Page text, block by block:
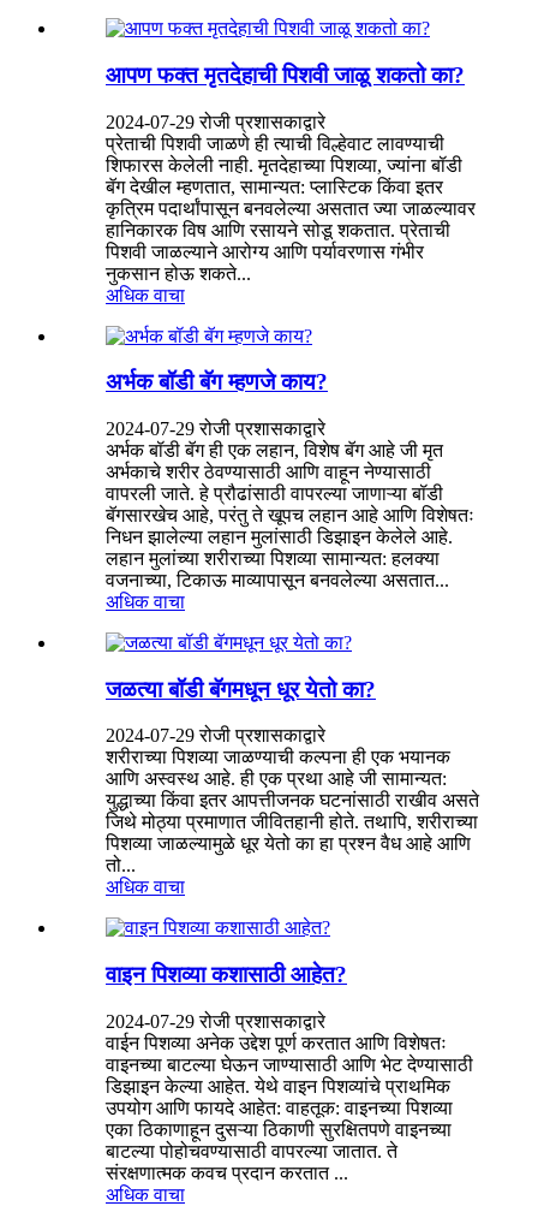
आपण फक्त मृतदेहाची पिशवी जाळू शकतो का?
2024-07-29 रोजी प्रशासकाद्वारे
प्रेताची पिशवी जाळणे ही त्याची विल्हेवाट लावण्याची
शिफारस केलेली नाही. मृतदेहाच्या पिशव्या, ज्यांना बॉडी
बॅग देखील म्हणतात, सामान्यत: प्लास्टिक किंवा इतर
कृत्रिम पदार्थांपासून बनवलेल्या असतात ज्या जाळल्यावर
हानिकारक विष आणि रसायने सोडू शकतात. प्रेताची
पिशवी जाळल्याने आरोग्य आणि पर्यावरणास गंभीर
नुकसान होऊ शकते...
अधिक वाचा
अर्भक बॉडी बॅग म्हणजे काय?
2024-07-29 रोजी प्रशासकाद्वारे
अर्भक बॉडी बॅग ही एक लहान, विशेष बॅग आहे जी मृत
अर्भकाचे शरीर ठेवण्यासाठी आणि वाहून नेण्यासाठी
वापरली जाते. हे प्रौढांसाठी वापरल्या जाणाऱ्या बॉडी
बॅगसारखेच आहे, परंतु ते खूपच लहान आहे आणि विशेषतः
निधन झालेल्या लहान मुलांसाठी डिझाइन केलेले आहे.
लहान मुलांच्या शरीराच्या पिशव्या सामान्यत: हलक्या
वजनाच्या, टिकाऊ माव्यापासून बनवलेल्या असतात...
अधिक वाचा
जळत्या बॉडी बॅगमधून धूर येतो का?
2024-07-29 रोजी प्रशासकाद्वारे
शरीराच्या पिशव्या जाळण्याची कल्पना ही एक भयानक
आणि अस्वस्थ आहे. ही एक प्रथा आहे जी सामान्यत:
युद्धाच्या किंवा इतर आपत्तीजनक घटनांसाठी राखीव असते
जिथे मोठ्या प्रमाणात जीवितहानी होते. तथापि, शरीराच्या
पिशव्या जाळल्यामुळे धूर येतो का हा प्रश्न वैध आहे आणि
तो...
अधिक वाचा
वाइन पिशव्या कशासाठी आहेत?
2024-07-29 रोजी प्रशासकाद्वारे
वाईन पिशव्या अनेक उद्देश पूर्ण करतात आणि विशेषतः
वाइनच्या बाटल्या घेऊन जाण्यासाठी आणि भेट देण्यासाठी
डिझाइन केल्या आहेत. येथे वाइन पिशव्यांचे प्राथमिक
उपयोग आणि फायदे आहेत: वाहतूक: वाइनच्या पिशव्या
एका ठिकाणाहून दुसऱ्या ठिकाणी सुरक्षितपणे वाइनच्या
बाटल्या पोहोचवण्यासाठी वापरल्या जातात. ते
संरक्षणात्मक कवच प्रदान करतात ...
अधिक वाचा